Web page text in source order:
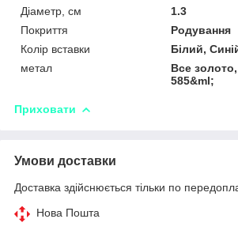
Діаметр, см
1.3
Покриття
Родування
Колір вставки
Білий,
метал
Все
585&ml;
Приховати
Умови доставки
Доставка здійснюється тільки по
Нова Пошта